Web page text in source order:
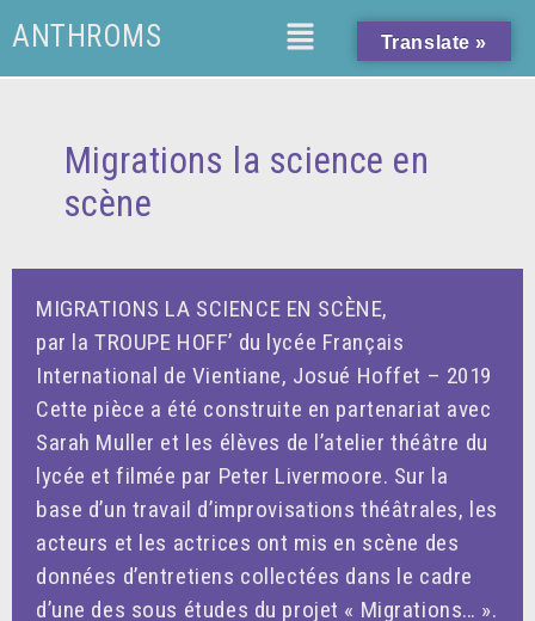
.retour-liste a { text-decoration: none !important; }
ANTHROMS
Migrations la science en
scène
MIGRATIONS LA SCIENCE EN SCÈNE,
par la TROUPE HOFF’ du lycée Français
International de Vientiane, Josué Hoffet – 2019
Cette pièce a été construite en partenariat avec
Sarah Muller et les élèves de l’atelier théâtre du
lycée et filmée par Peter Livermoore. Sur la
base d’un travail d’improvisations théâtrales, les
acteurs et les actrices ont mis en scène des
données d’entretiens collectées dans le cadre
d’une des sous études du projet « Migrations… ».
Translate »